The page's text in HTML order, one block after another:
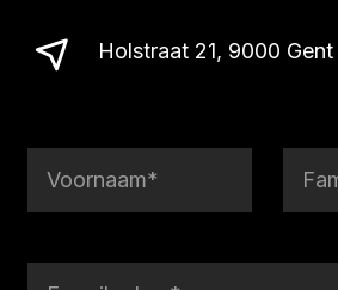
Holstraat 21, 9000 Gent